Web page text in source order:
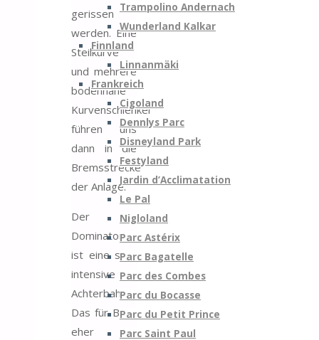
Trampolino Andernach
Wunderland Kalkar
Finnland
Linnanmäki
Frankreich
Cigoland
Dennlys Parc
Disneyland Park
Festyland
Jardin d’Acclimatation
Le Pal
Nigloland
Parc Astérix
Parc Bagatelle
Parc des Combes
Parc du Bocasse
Parc du Petit Prince
Parc Saint Paul
gerissen
werden. Eine
Steilkurve
und mehrere
bodennahe
Kurvenschlenker
führen uns
dann in die
Bremsstrecke
der Anlage.
Der
Dominator
ist eine sehr
intensive
Achterbahn.
Das für B&M
eher